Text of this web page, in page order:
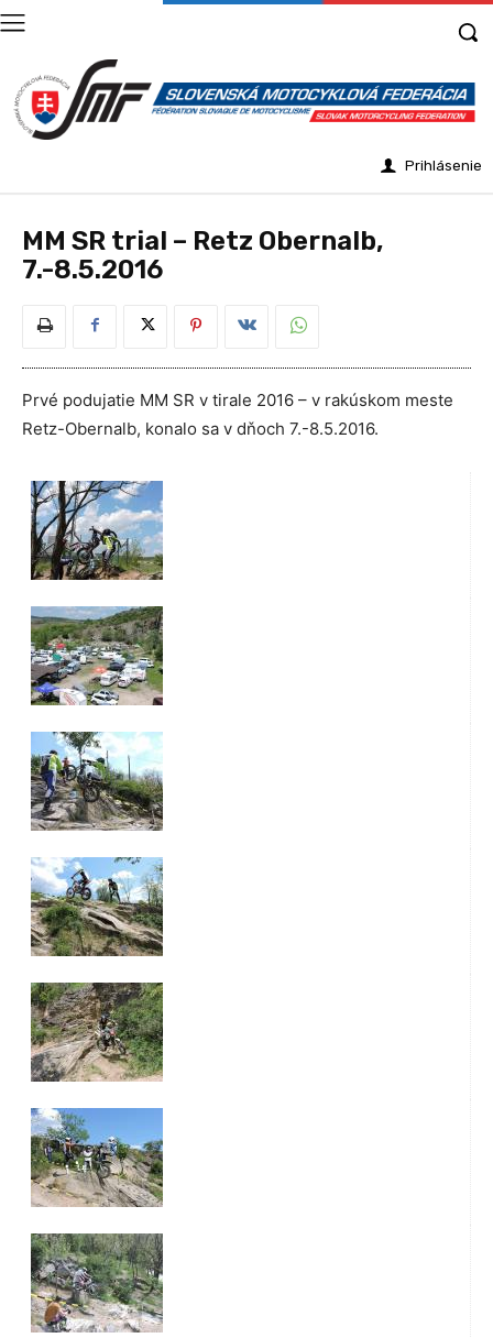
Prihlásenie
MM SR trial – Retz Obernalb,
7.-8.5.2016
Prvé podujatie MM SR v tirale 2016 – v rakúskom meste
Retz-Obernalb, konalo sa v dňoch 7.-8.5.2016.